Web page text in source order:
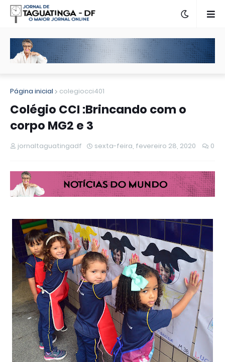
Página inicial colegiocci401
Colégio CCI :Brincando com o
corpo MG2 e 3
jornaltaguatingadf sexta-feira, fevereiro 28, 2020 0